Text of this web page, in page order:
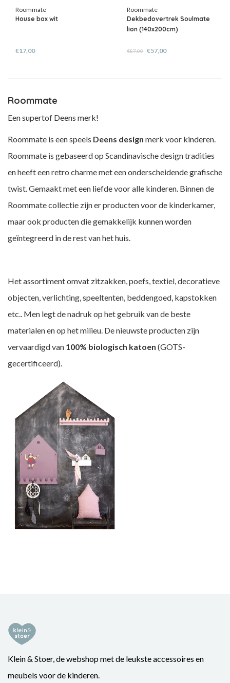
Roommate
House box wit
€17,00
Roommate
Dekbedovertrek Soulmate
lion (140x200cm)
€87,00 €57,00
Roommate
Een supertof Deens merk!
Roommate is een speels Deens design merk voor kinderen.
Roommate is gebaseerd op Scandinavische design tradities
en heeft een retro charme met een onderscheidende grafische
twist. Gemaakt met een liefde voor alle kinderen. Binnen de
Roommate collectie zijn er producten voor de kinderkamer,
maar ook producten die gemakkelijk kunnen worden
geïntegreerd in de rest van het huis.
Het assortiment omvat zitzakken, poefs, textiel, decoratieve
objecten, verlichting, speeltenten, beddengoed, kapstokken
etc.. Men legt de nadruk op het gebruik van de beste
materialen en op het milieu. De nieuwste producten zijn
vervaardigd van 100% biologisch katoen (GOTS-
gecertificeerd).
Klein & Stoer, de webshop met de leukste accessoires en
meubels voor de kinderen.